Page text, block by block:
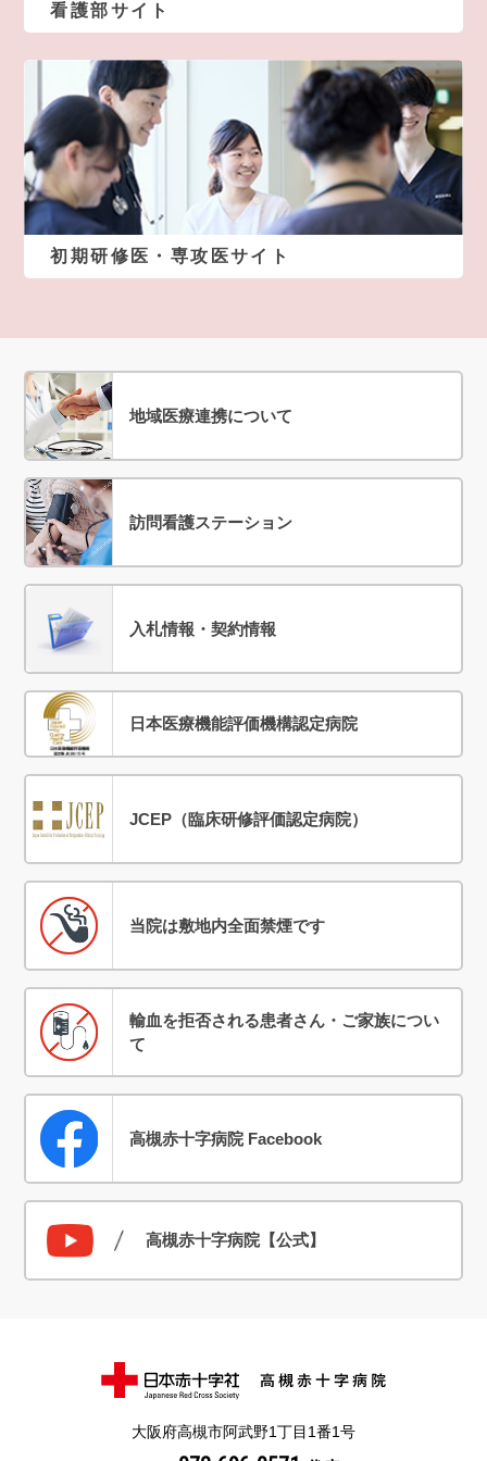
看護部サイト
初期研修医・専攻医サイト
地域医療連携について
訪問看護ステーション
入札情報・契約情報
日本医療機能評価機構認定病院
JCEP（臨床研修評価認定病院）
当院は敷地内全面禁煙です
輸血を拒否される患者さん・ご家族につい
て
高槻赤十字病院 Facebook
高槻赤十字病院【公式】
大阪府高槻市阿武野1丁目1番1号